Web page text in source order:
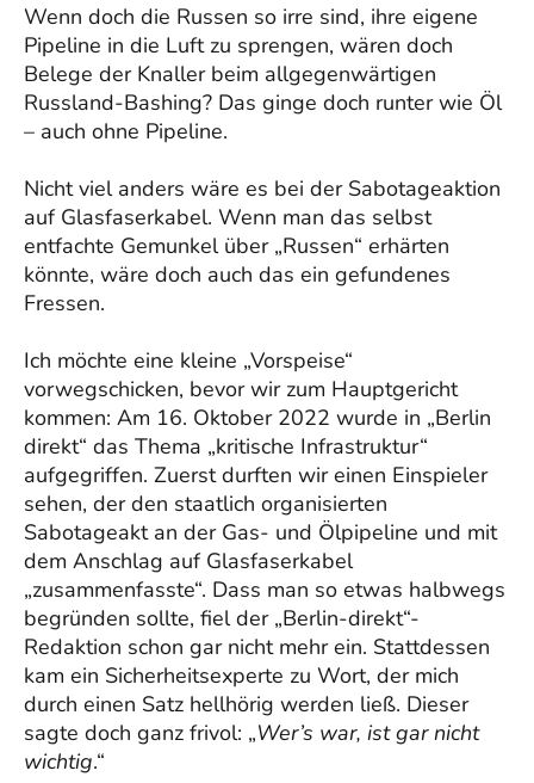
Wenn doch die Russen so irre sind, ihre eigene
Pipeline in die Luft zu sprengen, wären doch
Belege der Knaller beim allgegenwärtigen
Russland-Bashing? Das ginge doch runter wie Öl
– auch ohne Pipeline.
Nicht viel anders wäre es bei der Sabotageaktion
auf Glasfaserkabel. Wenn man das selbst
entfachte Gemunkel über „Russen“ erhärten
könnte, wäre doch auch das ein gefundenes
Fressen.
Ich möchte eine kleine „Vorspeise“
vorwegschicken, bevor wir zum Hauptgericht
kommen: Am 16. Oktober 2022 wurde in „Berlin
direkt“ das Thema „kritische Infrastruktur“
aufgegriffen. Zuerst durften wir einen Einspieler
sehen, der den staatlich organisierten
Sabotageakt an der Gas- und Ölpipeline und mit
dem Anschlag auf Glasfaserkabel
„zusammenfasste“. Dass man so etwas halbwegs
begründen sollte, fiel der „Berlin-direkt“-
Redaktion schon gar nicht mehr ein. Stattdessen
kam ein Sicherheitsexperte zu Wort, der mich
durch einen Satz hellhörig werden ließ. Dieser
sagte doch ganz frivol: „Wer’s war, ist gar nicht
wichtig.“